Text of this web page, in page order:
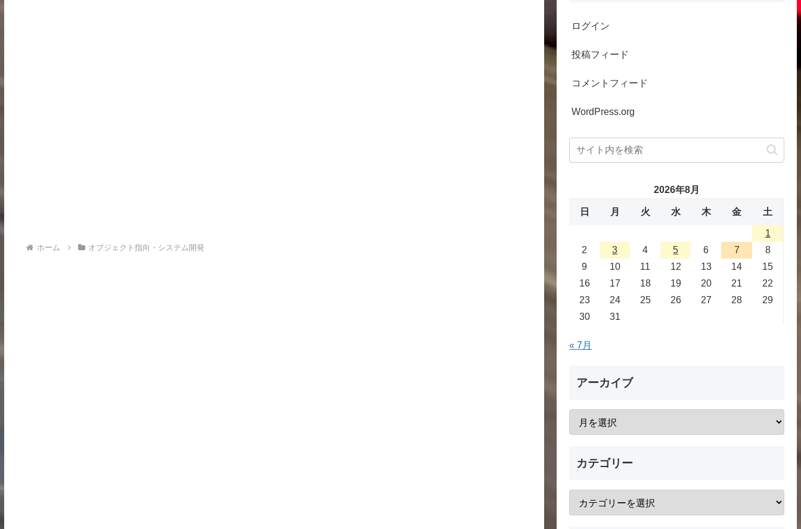
ホーム オブジェクト指向・システム開発
ログイン
投稿フィード
コメントフィード
WordPress.org
2026年8月
日 月 火 水 木 金 土
1
2
3 4 5 6 7
8
9
10 11 12 13 14
15
16
17 18 19 20 21
22
23
24 25 26 27 28
29
30
31
« 7月
アーカイブ
カテゴリー